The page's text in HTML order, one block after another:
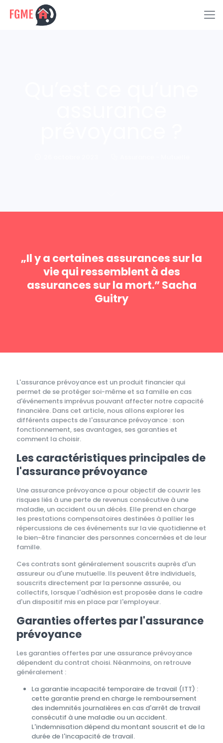
„Il y a certaines assurances sur la
vie qui ressemblent à des
assurances sur la mort.” Sacha
Guitry
L'assurance prévoyance est un produit financier qui
permet de se protéger soi-même et sa famille en cas
d'événements imprévus pouvant affecter notre capacité
financière. Dans cet article, nous allons explorer les
différents aspects de l'assurance prévoyance : son
fonctionnement, ses avantages, ses garanties et
comment la choisir.
Les caractéristiques principales de
l'assurance prévoyance
Une assurance prévoyance a pour objectif de couvrir les
risques liés à une perte de revenus consécutive à une
maladie, un accident ou un décès. Elle prend en charge
les prestations compensatoires destinées à pallier les
répercussions de ces événements sur la vie quotidienne et
le bien-être financier des personnes concernées et de leur
famille.
Ces contrats sont généralement souscrits auprès d'un
assureur ou d'une mutuelle. Ils peuvent être individuels,
souscrits directement par la personne assurée, ou
collectifs, lorsque l'adhésion est proposée dans le cadre
d'un dispositif mis en place par l'employeur.
Garanties offertes par l'assurance
prévoyance
Les garanties offertes par une assurance prévoyance
dépendent du contrat choisi. Néanmoins, on retrouve
généralement :
La garantie incapacité temporaire de travail (ITT) :
cette garantie prend en charge le remboursement
des indemnités journalières en cas d'arrêt de travail
consécutif à une maladie ou un accident.
L'indemnisation dépend du montant souscrit et de la
durée de l'incapacité de travail.